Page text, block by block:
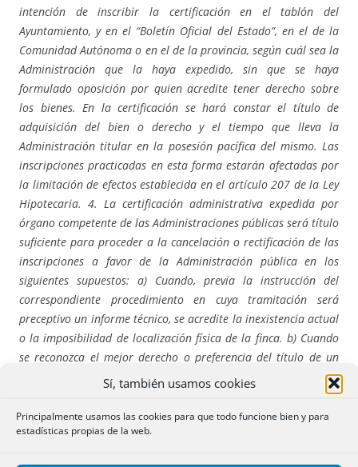
Sí, también usamos cookies
Principalmente usamos las cookies para que todo funcione bien y para
estadísticas propias de la web.
intención de inscribir la certificación en el tablón del
Ayuntamiento, y en el “Boletín Oficial del Estado”, en el de la
Comunidad Autónoma o en el de la provincia, según cuál sea la
Administración que la haya expedido, sin que se haya
formulado oposición por quien acredite tener derecho sobre
los bienes. En la certificación se hará constar el título de
adquisición del bien o derecho y el tiempo que lleva la
Administración titular en la posesión pacífica del mismo. Las
inscripciones practicadas en esta forma estarán afectadas por
la limitación de efectos establecida en el artículo 207 de la Ley
Hipotecaria. 4. La certificación administrativa expedida por
órgano competente de las Administraciones públicas será título
suficiente para proceder a la cancelación o rectificación de las
inscripciones a favor de la Administración pública en los
siguientes supuestos: a) Cuando, previa la instrucción del
correspondiente procedimiento en cuya tramitación será
preceptivo un informe técnico, se acredite la inexistencia actual
o la imposibilidad de localización física de la finca. b) Cuando
se reconozca el mejor derecho o preferencia del título de un
tercero sobre el de la Administración pública en caso de doble
inmatriculación, previo informe de la Abogacía del Estado o del
órgano asesor correspondiente de la Administración actuante.
c) Cuando se reconozca la titularidad, mejor derecho o